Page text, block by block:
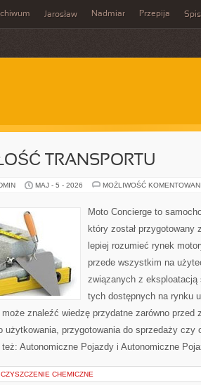
Jarosław Nadmiar Przepija
TRANSPORTU
MAJ - 5 - 2026 MOŻLIWOŚĆ
Moto Concierge to
który został
lepiej rozumieć rynek
przede wszystkim na
związanych z eksploatacją
tych dostępnych na rynku
znaleźć wiedzę przydatne zarówno przed
użytkowania, przygotowania do sprzedaży czy
też: Autonomiczne Pojazdy i Autonomiczne
CZYSZCZENIE CHEMICZNE